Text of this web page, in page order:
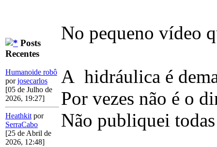
Posts
Recentes
Humanoide robô
porjosecarlos
[05 de Julho de
2026, 19:27]
Heathkit por
SerraCabo
[25 de Abril de
2026, 12:48]
No pequeno vídeo
A hidráulica é
Por vezes não é o
Não publiquei